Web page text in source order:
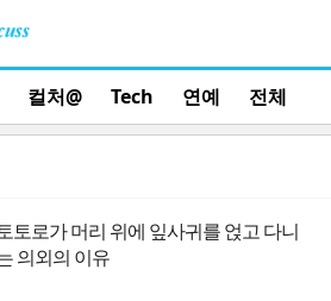
컬처@ Tech 연예 전체
토로가 머리 위에 잎사귀를 얹고 다니
의외의 이유